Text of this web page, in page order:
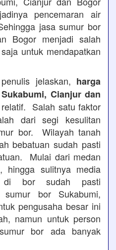
pencemaran air
jasa sumur bor
Bogor menjadi salah
untuk mendapatkan
jelaskan, harga
Cianjur dan
Salah satu faktor
dari segi kesulitan
bor. Wilayah tanah
bebatuan sudah pasti
Mulai dari medan
hingga sulitnya media
bor sudah pasti
sumur bor Sukabumi,
pengusaha besar ini
namun untuk person
bor ada banyak